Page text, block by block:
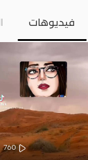
فيديوهات
760